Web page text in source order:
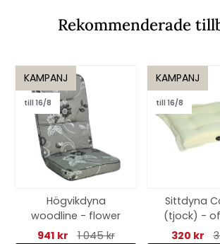
Rekommenderade
KAMPANJ
till 16/8
Högvikdyna
woodline - flower
941 kr
1 045 kr
KAMPANJ
till 16/8
Sittdyna
(tjock) -
320 kr